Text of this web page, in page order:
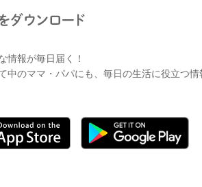
情報が毎日届く！
のママ・パパにも、毎日の生活に役立つ情